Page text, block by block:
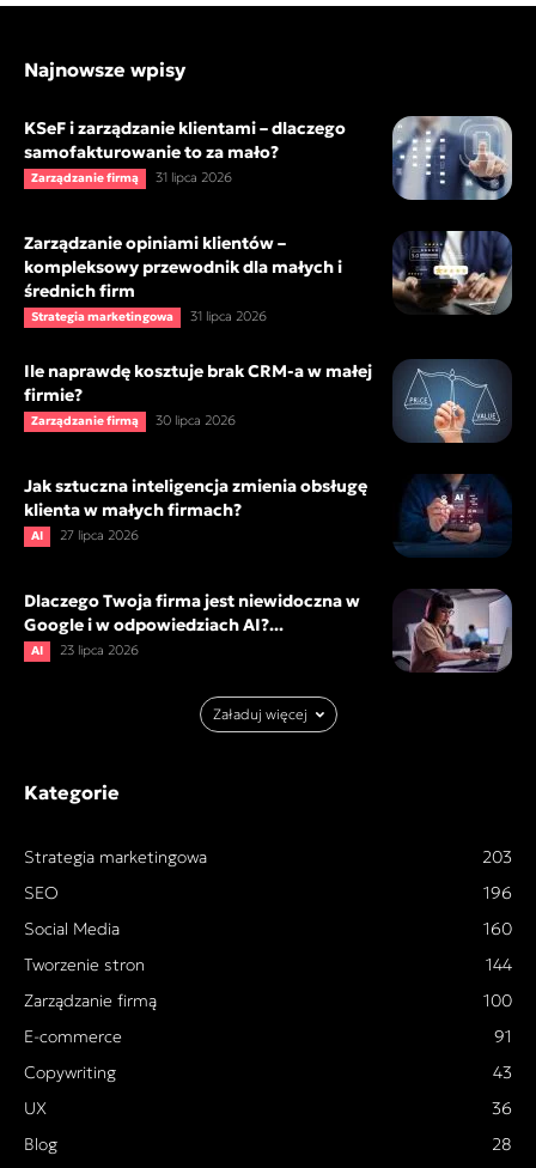
Najnowsze wpisy
KSeF i zarządzanie klientami – dlaczego
samofakturowanie to za mało?
Zarządzanie firmą 31 lipca 2026
Zarządzanie opiniami klientów –
kompleksowy przewodnik dla małych i
średnich firm
Strategia marketingowa 31 lipca 2026
Ile naprawdę kosztuje brak CRM-a w małej
firmie?
Zarządzanie firmą 30 lipca 2026
Jak sztuczna inteligencja zmienia obsługę
klienta w małych firmach?
AI 27 lipca 2026
Dlaczego Twoja firma jest niewidoczna w
Google i w odpowiedziach AI?...
AI 23 lipca 2026
Załaduj więcej
Kategorie
Strategia marketingowa
203
SEO
196
Social Media
160
Tworzenie stron
144
Zarządzanie firmą
100
E-commerce
91
Copywriting
43
UX
36
Blog
28